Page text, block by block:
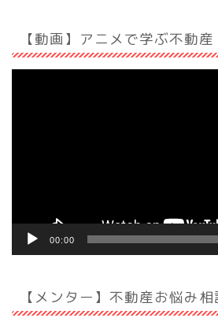
【動画】アニメで学ぶ不動産
00:00
【メンター】不動産お悩み相